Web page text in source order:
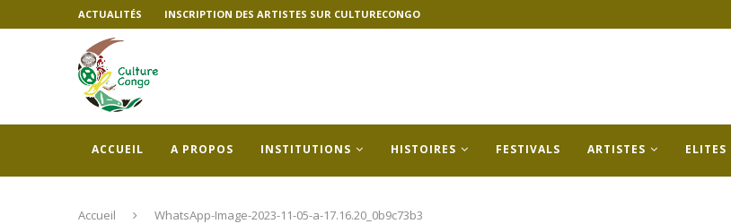
ACTUALITÉS INSCRIPTION DES ARTISTES SUR CULTURECONGO
ACCUEIL A PROPOS INSTITUTIONS HISTOIRES FESTIVALS ARTISTES ELITES
Accueil WhatsApp-Image-2023-11-05-a-17.16.20_0b9c73b3